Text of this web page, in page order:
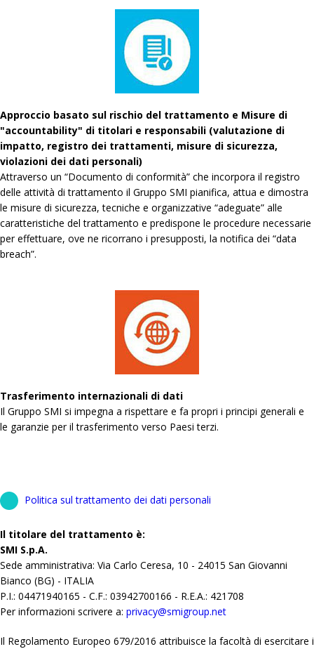
Approccio basato sul rischio del trattamento e Misure di
"accountability" di titolari e responsabili (valutazione di
impatto, registro dei trattamenti, misure di sicurezza,
violazioni dei dati personali)
Attraverso un “Documento di conformità” che incorpora il registro
delle attività di trattamento il Gruppo SMI pianifica, attua e dimostra
le misure di sicurezza, tecniche e organizzative “adeguate” alle
caratteristiche del trattamento e predispone le procedure necessarie
per effettuare, ove ne ricorrano i presupposti, la notifica dei “data
breach”.
Trasferimento internazionali di dati
Il Gruppo SMI si impegna a rispettare e fa propri i principi generali e
le garanzie per il trasferimento verso Paesi terzi.
Politica sul trattamento dei dati personali
Il titolare del trattamento è:
SMI S.p.A.
Sede amministrativa: Via Carlo Ceresa, 10 - 24015 San Giovanni
Bianco (BG) - ITALIA
P.I.: 04471940165 - C.F.: 03942700166 - R.E.A.: 421708
Per informazioni scrivere a: privacy@smigroup.net
Il Regolamento Europeo 679/2016 attribuisce la facoltà di esercitare i